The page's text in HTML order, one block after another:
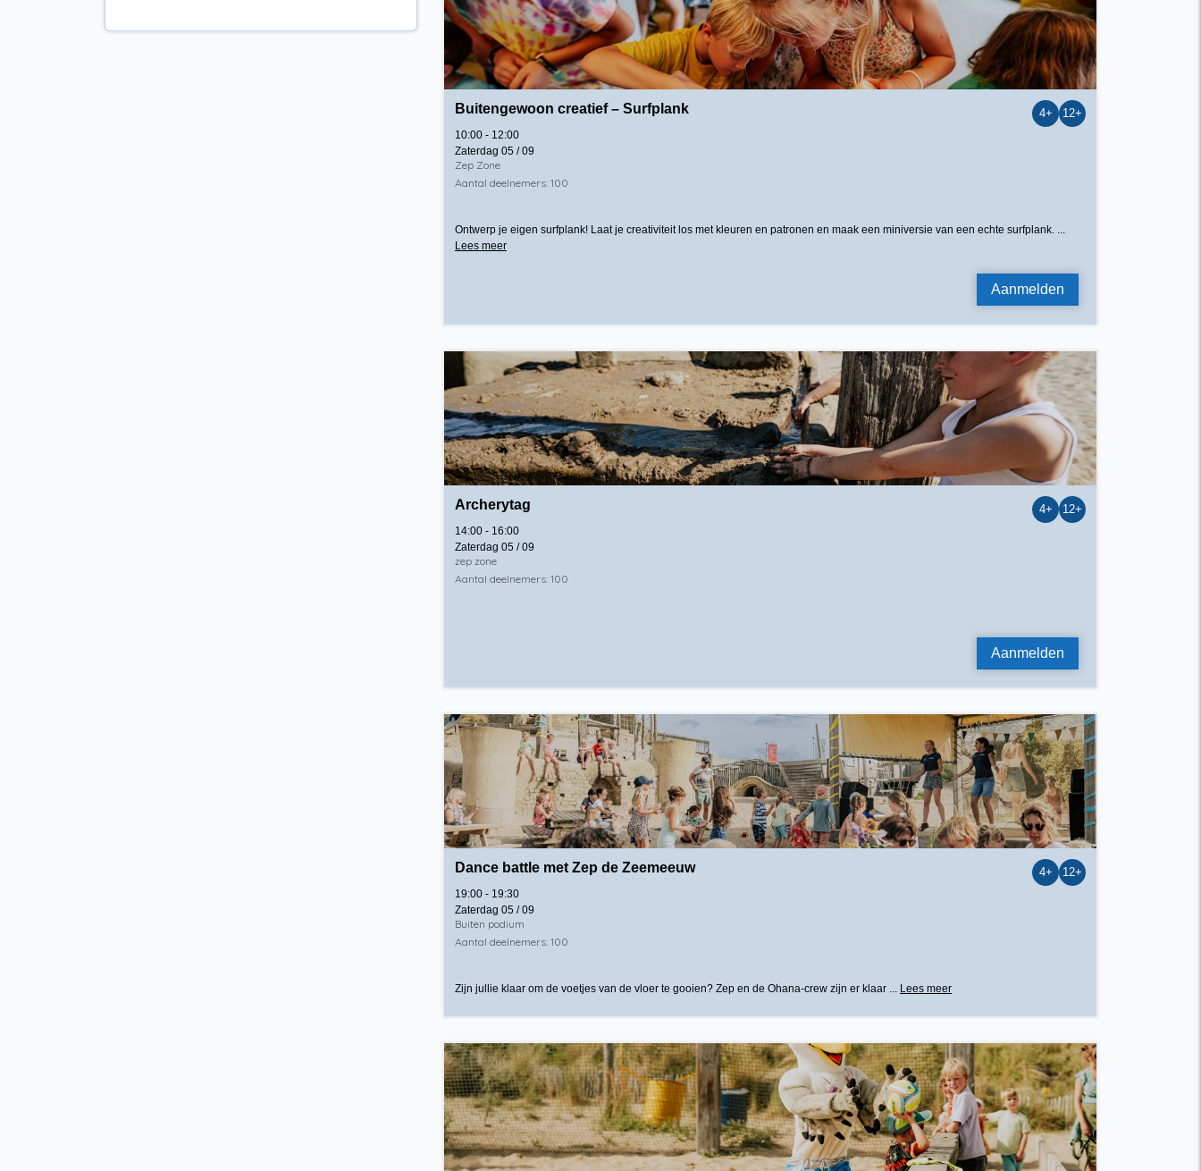
Buitengewoon creatief – Surfplank
10:00 - 12:00
Zaterdag 05 / 09
Zep Zone
Aantal deelnemers: 100
4+ 12+
Ontwerp je eigen surfplank! Laat je creativiteit los met kleuren en patronen en maak een miniversie van een echte surfplank. ...
Lees meer
Aanmelden
Archerytag
14:00 - 16:00
Zaterdag 05 / 09
zep zone
Aantal deelnemers: 100
4+ 12+
Aanmelden
Dance battle met Zep de Zeemeeuw
19:00 - 19:30
Zaterdag 05 / 09
Buiten podium
Aantal deelnemers: 100
4+ 12+
Zijn jullie klaar om de voetjes van de vloer te gooien? Zep en de Ohana-crew zijn er klaar ... Lees meer